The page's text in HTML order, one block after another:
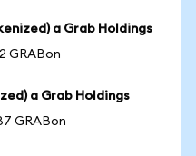
a Grab Holdings
GRABon
a Grab Holdings
GRABon